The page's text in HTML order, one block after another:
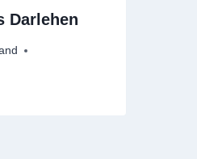
Darlehen